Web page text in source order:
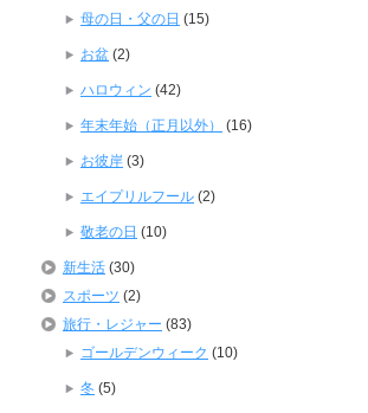
母の日・父の日 (15)
お盆 (2)
ハロウィン (42)
年末年始（正月以外） (16)
お彼岸 (3)
エイプリルフール (2)
敬老の日 (10)
新生活 (30)
スポーツ (2)
旅行・レジャー (83)
ゴールデンウィーク (10)
冬 (5)